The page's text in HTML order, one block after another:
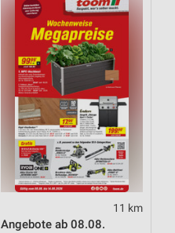
11 km
Angebote ab 08.08.